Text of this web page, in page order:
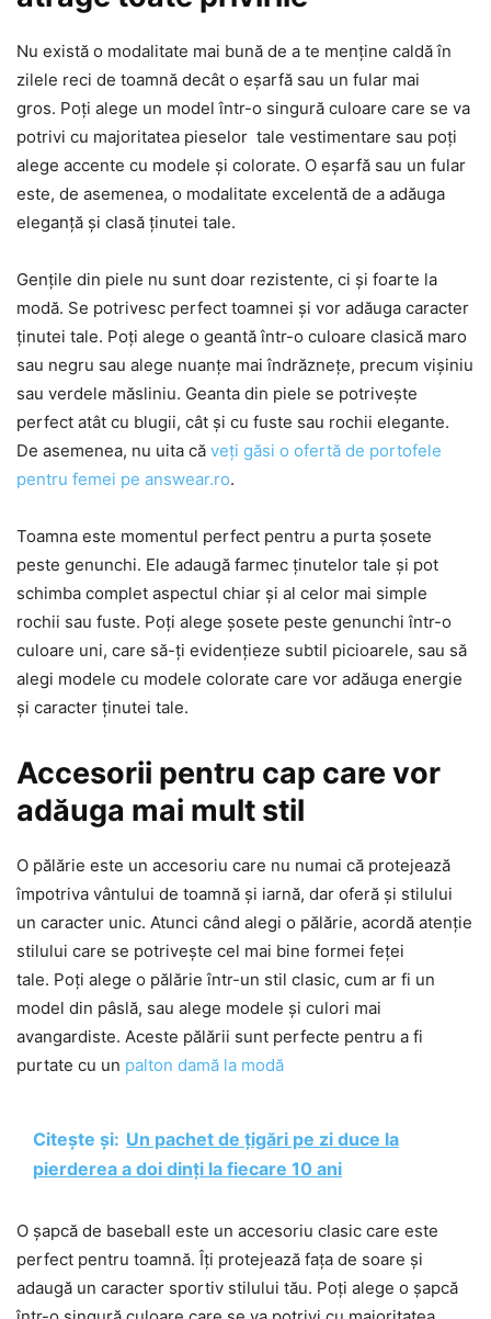
Nu există o modalitate mai bună de a te menține caldă în
zilele reci de toamnă decât o eșarfă sau un fular mai
gros. Poți alege un model într-o singură culoare care se va
potrivi cu majoritatea pieselor tale vestimentare sau poți
alege accente cu modele și colorate. O eșarfă sau un fular
este, de asemenea, o modalitate excelentă de a adăuga
eleganță și clasă ținutei tale.
Gențile din piele nu sunt doar rezistente, ci și foarte la
modă. Se potrivesc perfect toamnei și vor adăuga caracter
ținutei tale. Poți alege o geantă într-o culoare clasică maro
sau negru sau alege nuanțe mai îndrăznețe, precum vișiniu
sau verdele măsliniu. Geanta din piele se potrivește
perfect atât cu blugii, cât și cu fuste sau rochii elegante.
De asemenea, nu uita că veți găsi o ofertă de portofele
pentru femei pe answear.ro.
Toamna este momentul perfect pentru a purta șosete
peste genunchi. Ele adaugă farmec ținutelor tale și pot
schimba complet aspectul chiar și al celor mai simple
rochii sau fuste. Poți alege șosete peste genunchi într-o
culoare uni, care să-ți evidențieze subtil picioarele, sau să
alegi modele cu modele colorate care vor adăuga energie
și caracter ținutei tale.
Accesorii pentru cap care vor
adăuga mai mult stil
O pălărie este un accesoriu care nu numai că protejează
împotriva vântului de toamnă și iarnă, dar oferă și stilului
un caracter unic. Atunci când alegi o pălărie, acordă atenție
stilului care se potrivește cel mai bine formei feței
tale. Poți alege o pălărie într-un stil clasic, cum ar fi un
model din pâslă, sau alege modele și culori mai
avangardiste. Aceste pălării sunt perfecte pentru a fi
purtate cu un palton damă la modă
Citește și: Un pachet de țigări pe zi duce la
pierderea a doi dinți la fiecare 10 ani
O șapcă de baseball este un accesoriu clasic care este
perfect pentru toamnă. Îți protejează fața de soare și
adaugă un caracter sportiv stilului tău. Poți alege o șapcă